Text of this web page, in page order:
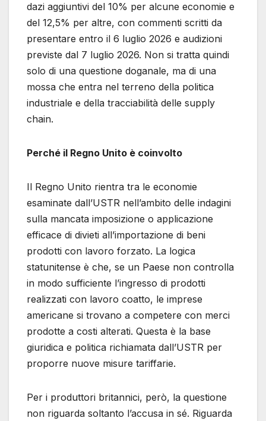
dazi aggiuntivi del 10% per alcune economie e
del 12,5% per altre, con commenti scritti da
presentare entro il 6 luglio 2026 e audizioni
previste dal 7 luglio 2026. Non si tratta quindi
solo di una questione doganale, ma di una
mossa che entra nel terreno della politica
industriale e della tracciabilità delle supply
chain.
Perché il Regno Unito è coinvolto
Il Regno Unito rientra tra le economie
esaminate dall’USTR nell’ambito delle indagini
sulla mancata imposizione o applicazione
efficace di divieti all’importazione di beni
prodotti con lavoro forzato. La logica
statunitense è che, se un Paese non controlla
in modo sufficiente l’ingresso di prodotti
realizzati con lavoro coatto, le imprese
americane si trovano a competere con merci
prodotte a costi alterati. Questa è la base
giuridica e politica richiamata dall’USTR per
proporre nuove misure tariffarie.
Per i produttori britannici, però, la questione
non riguarda soltanto l’accusa in sé. Riguarda